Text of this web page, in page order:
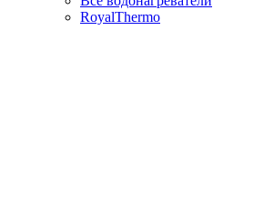
RoyalThermo